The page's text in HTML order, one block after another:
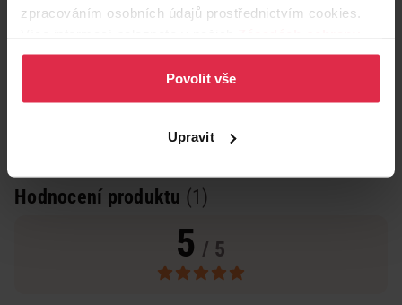
zpracováním osobních údajů prostřednictvím cookies.
osobních údajů.
Povolit vše
Upravit
Hodnocení produktu (1)
5 / 5